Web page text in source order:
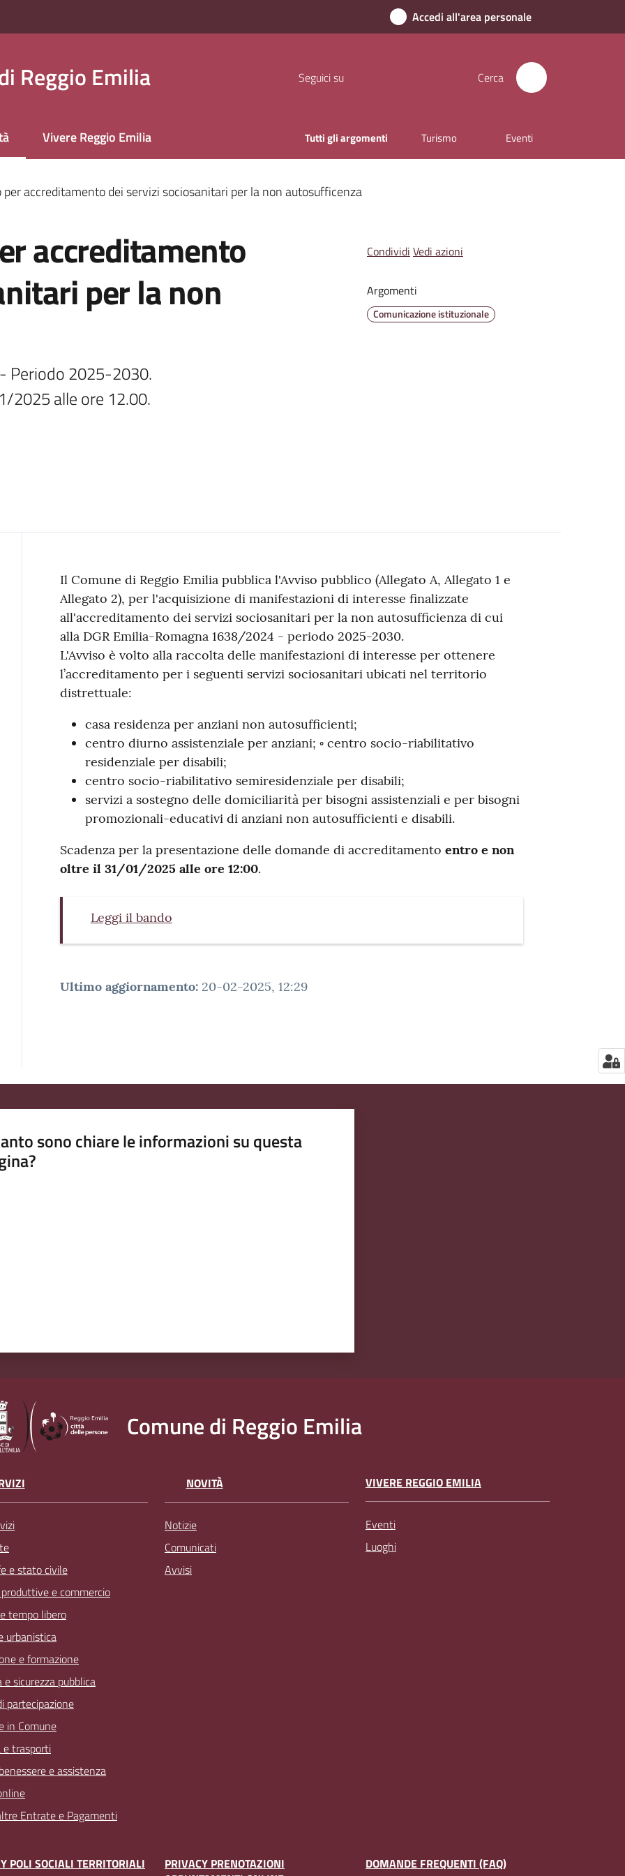
Accedi all'area personale
Reggio Emilia Seguici su Cerca
selezionatoVivere Reggio Emilia Tutti gli argomenti Turismo Eventi
per accreditamento dei servizi sociosanitari per la non autosufficenza
accreditamento
per la non
Periodo 2025-2030.
2025 alle ore 12.00.
Condividi Vedi azioni
Argomenti
Comunicazione istituzionale
Contenuto
Il Comune di Reggio Emilia pubblica l'Avviso pubblico (Allegato A, Allegato 1 e
Allegato 2), per l'acquisizione di manifestazioni di interesse finalizzate
all'accreditamento dei servizi sociosanitari per la non autosufficienza di cui
alla DGR Emilia-Romagna 1638/2024 - periodo 2025-2030.
L'Avviso è volto alla raccolta delle manifestazioni di interesse per ottenere
l’accreditamento per i seguenti servizi sociosanitari ubicati nel territorio
distrettuale:
casa residenza per anziani non autosufficienti;
centro diurno assistenziale per anziani; ◦ centro socio-riabilitativo
residenziale per disabili;
centro socio-riabilitativo semiresidenziale per disabili;
servizi a sostegno delle domiciliarità per bisogni assistenziali e per bisogni
promozionali-educativi di anziani non autosufficienti e disabili.
Scadenza per la presentazione delle domande di accreditamento entro e non
oltre il 31/01/2025 alle ore 12:00.
Leggi il bando
Ultimo aggiornamento: 20-02-2025, 12:29
sono chiare le informazioni su questa
Comune di Reggio Emilia
e stato civile
e commercio
tempo libero
urbanistica
e formazione
e sicurezza pubblica
partecipazione
in Comune
e trasporti
e assistenza
Entrate e Pagamenti
NOVITÀ
Notizie
Comunicati
Avvisi
VIVERE REGGIO EMILIA
Eventi
Luoghi
POLI SOCIALI TERRITORIALI
PRIVACY PRENOTAZIONI
DOMANDE FREQUENTI (FAQ)